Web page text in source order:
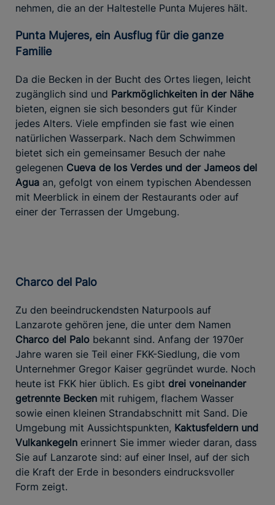
nehmen, die an der Haltestelle Punta Mujeres hält.
Punta Mujeres, ein Ausflug für die ganze
Familie
Da die Becken in der Bucht des Ortes liegen, leicht
zugänglich sind und Parkmöglichkeiten in der Nähe
bieten, eignen sie sich besonders gut für Kinder
jedes Alters. Viele empfinden sie fast wie einen
natürlichen Wasserpark. Nach dem Schwimmen
bietet sich ein gemeinsamer Besuch der nahe
gelegenen Cueva de los Verdes und der Jameos del
Agua an, gefolgt von einem typischen Abendessen
mit Meerblick in einem der Restaurants oder auf
einer der Terrassen der Umgebung.
Charco del Palo
Zu den beeindruckendsten Naturpools auf
Lanzarote gehören jene, die unter dem Namen
Charco del Palo bekannt sind. Anfang der 1970er
Jahre waren sie Teil einer FKK-Siedlung, die vom
Unternehmer Gregor Kaiser gegründet wurde. Noch
heute ist FKK hier üblich. Es gibt drei voneinander
getrennte Becken mit ruhigem, flachem Wasser
sowie einen kleinen Strandabschnitt mit Sand. Die
Umgebung mit Aussichtspunkten, Kaktusfeldern und
Vulkankegeln erinnert Sie immer wieder daran, dass
Sie auf Lanzarote sind: auf einer Insel, auf der sich
die Kraft der Erde in besonders eindrucksvoller
Form zeigt.